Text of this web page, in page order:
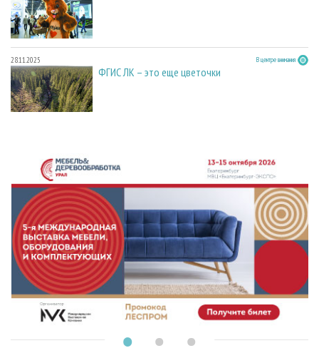
28.11.2025 В центре внимания
ФГИС ЛК – это еще цветочки